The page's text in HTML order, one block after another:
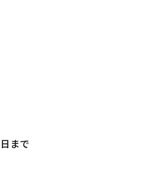
まで